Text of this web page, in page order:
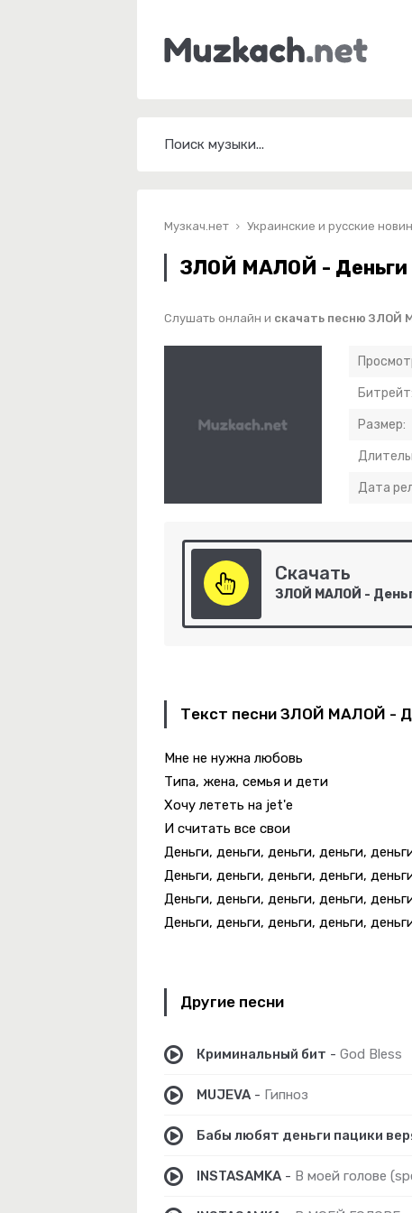
Музкач.нет Украинские и русские
ЗЛОЙ МАЛОЙ - Деньги
Слушать онлайн и скачать песню ЗЛОЙ
Битрейт:
Размер:
Дата
Скачать
ЗЛОЙ МАЛОЙ -
Текст песни ЗЛОЙ МАЛОЙ -
Мне не нужна любовь
Типа, жена, семья и дети
Хочу лететь на jet'e
И считать все свои
Деньги, деньги, деньги, деньги,
Деньги, деньги, деньги, деньги,
Деньги, деньги, деньги, деньги,
Деньги, деньги, деньги, деньги,
Другие песни
Криминальный бит - God Bless
MUJEVA - Гипноз
Бабы любят деньги пацики
INSTASAMKA - В моей голове